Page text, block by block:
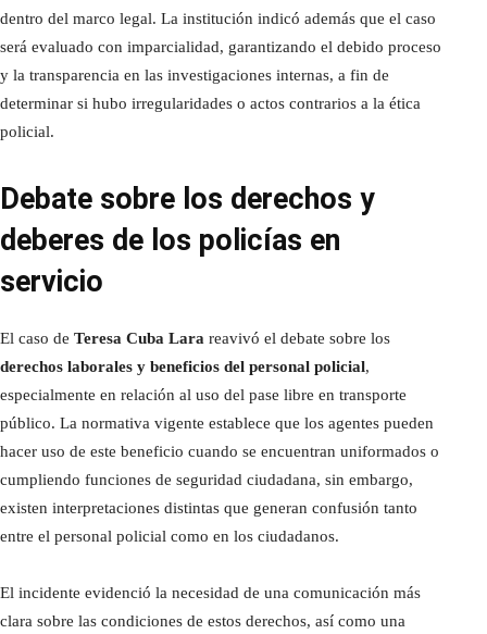
dentro del marco legal. La institución indicó además que el caso
será evaluado con imparcialidad, garantizando el debido proceso
y la transparencia en las investigaciones internas, a fin de
determinar si hubo irregularidades o actos contrarios a la ética
policial.
Debate sobre los derechos y
deberes de los policías en
servicio
El caso de Teresa Cuba Lara reavivó el debate sobre los
derechos laborales y beneficios del personal policial,
especialmente en relación al uso del pase libre en transporte
público. La normativa vigente establece que los agentes pueden
hacer uso de este beneficio cuando se encuentran uniformados o
cumpliendo funciones de seguridad ciudadana, sin embargo,
existen interpretaciones distintas que generan confusión tanto
entre el personal policial como en los ciudadanos.
El incidente evidenció la necesidad de una comunicación más
clara sobre las condiciones de estos derechos, así como una